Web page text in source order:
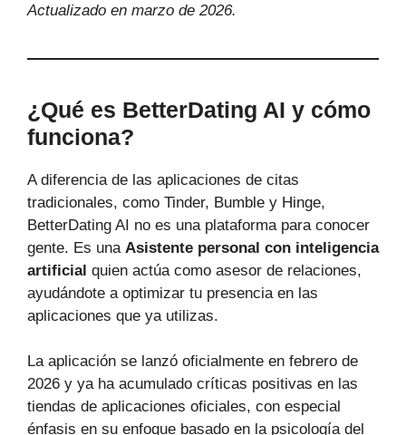
Actualizado en marzo de 2026.
¿Qué es BetterDating AI y cómo
funciona?
A diferencia de las aplicaciones de citas
tradicionales, como Tinder, Bumble y Hinge,
BetterDating AI no es una plataforma para conocer
gente. Es una Asistente personal con inteligencia
artificial quien actúa como asesor de relaciones,
ayudándote a optimizar tu presencia en las
aplicaciones que ya utilizas.
La aplicación se lanzó oficialmente en febrero de
2026 y ya ha acumulado críticas positivas en las
tiendas de aplicaciones oficiales, con especial
énfasis en su enfoque basado en la psicología del